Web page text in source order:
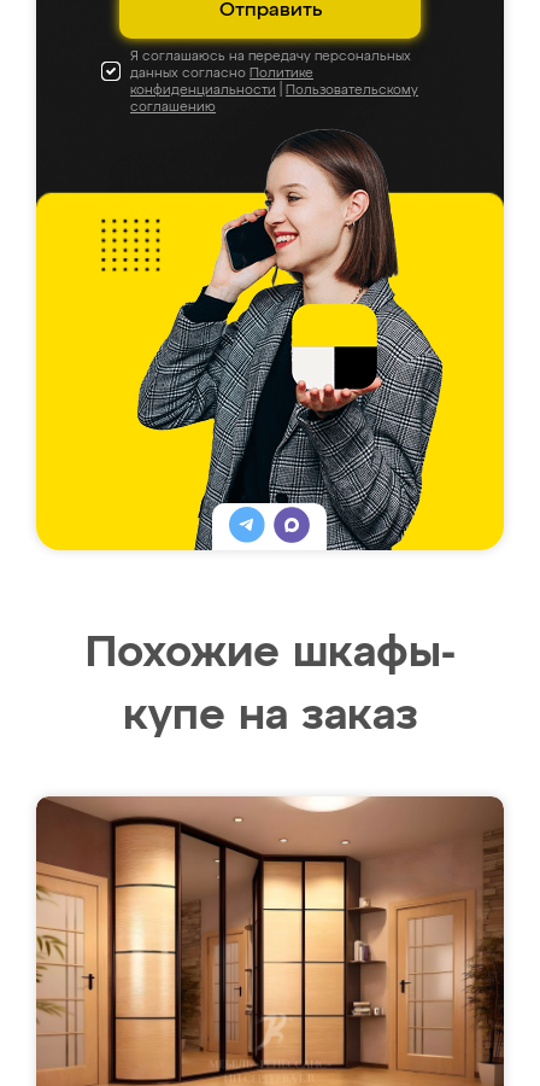
Отправить
Я соглашаюсь на передачу персональных
данных согласно Политике
конфиденциальности
Пользовательскому
соглашению
Похожие шкафы-
купе на заказ